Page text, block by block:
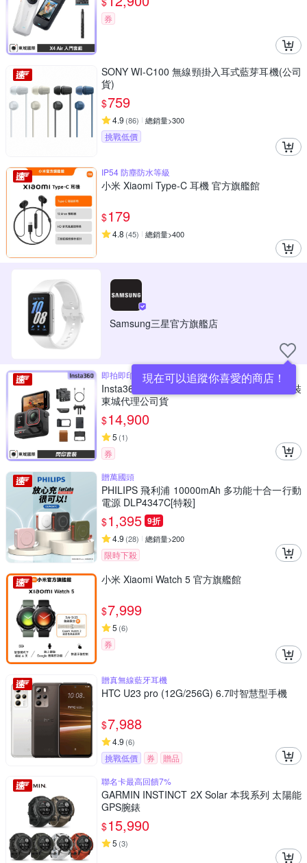
券
SONY WI-C100 無線頸掛入耳式藍芽耳機(公司
貨)
$759
4.9 (86) 總銷量>300
挑戰低價
IP54 防塵防水等級
小米 Xiaomi Type-C 耳機 官方旗艦館
$179
4.8 (45) 總銷量>400
Samsung三星官方旗艦店
現在可以追蹤你喜愛的商店！
即拍即印 把握當下
Insta360 ACE PRO 2 廣角運動相機 閃印套裝
東城代理公司貨
$14,900
5 (1)
券
贈萬國頭
PHILIPS 飛利浦 10000mAh 多功能十合一行動
電源 DLP4347C[特殺]
$1,395 9折
4.9 (28) 總銷量>200
限時下殺
小米 Xiaomi Watch 5 官方旗艦館
$7,999
5 (6)
券
贈真無線藍牙耳機
HTC U23 pro (12G/256G) 6.7吋智慧型手機
$7,988
4.9 (6)
挑戰低價 券
贈品
聯名卡最高回饋7%
GARMIN INSTINCT 2X Solar 本我系列 太陽能
GPS腕錶
$15,990
5 (3)